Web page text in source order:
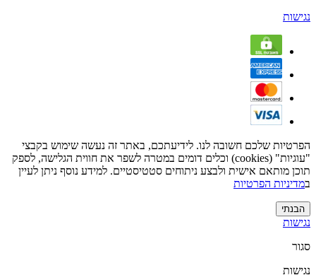
נגישות
הפרטיות שלכם חשובה לנו. לידיעתכם, באתר זה נעשה שימוש בקבצי
"עוגיות" (cookies) וכלים דומים במטרה לשפר את חווית הגלישה, לספק
תוכן מותאם אישית ולבצע ניתוחים סטטיסטיים. למידע נוסף ניתן לעיין
במדיניות הפרטיות
הבנתי
נגישות
סגור
נגישות